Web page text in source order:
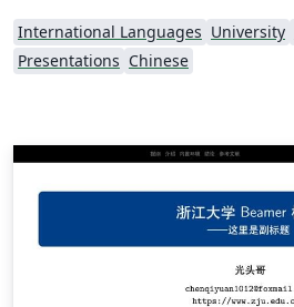
International Languages University
Presentations Chinese